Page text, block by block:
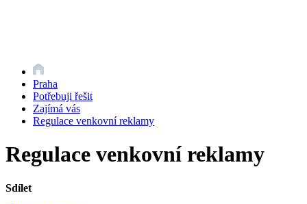
Praha
Potřebuji řešit
Zajímá vás
Regulace venkovní reklamy
Regulace venkovní reklamy
Sdílet